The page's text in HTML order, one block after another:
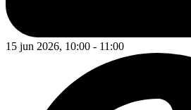
15 jun 2026, 10:00 - 11:00